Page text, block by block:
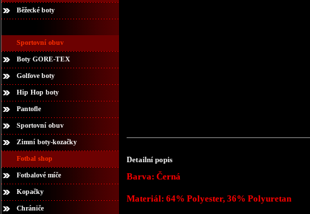
Běžecké boty
Sportovní obuv
Boty GORE-TEX
Golfove boty
Hip Hop boty
Pantofle
Sportovní obuv
Zimní boty-kozačky
Fotbal shop
Fotbalové míče
Kopačky
Chrániče
Detailní popis
Barva: Černá
Materiál: 64% Polyester, 36% Polyuretan